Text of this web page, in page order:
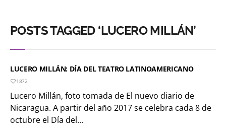
POSTS TAGGED ‘LUCERO MILLÁN’
LUCERO MILLÁN: DÍA DEL TEATRO LATINOAMERICANO
1872
Lucero Millán, foto tomada de El nuevo diario de
Nicaragua. A partir del año 2017 se celebra cada 8 de
octubre el Día del...